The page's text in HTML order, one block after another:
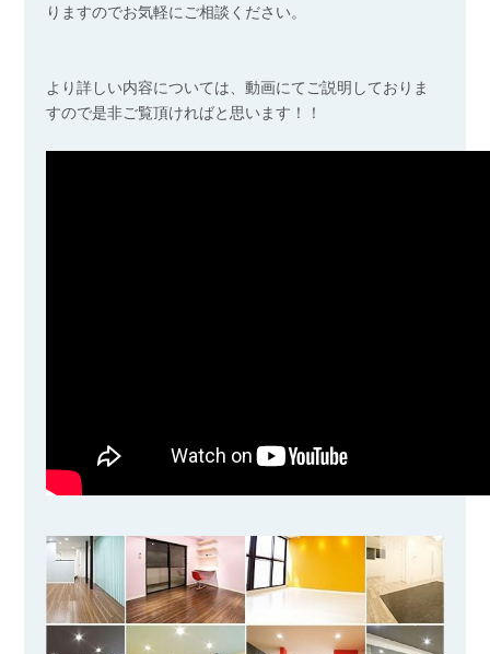
りますのでお気軽にご相談ください。
より詳しい内容については、動画にてご説明しておりま
すので是非ご覧頂ければと思います！！